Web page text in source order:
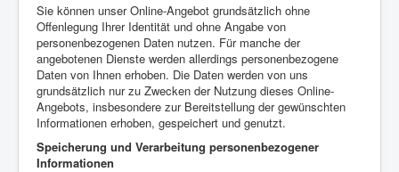
Sie können unser Online-Angebot grundsätzlich ohne
Offenlegung Ihrer Identität und ohne Angabe von
personenbezogenen Daten nutzen. Für manche der
angebotenen Dienste werden allerdings personenbezogene
Daten von Ihnen erhoben. Die Daten werden von uns
grundsätzlich nur zu Zwecken der Nutzung dieses Online-
Angebots, insbesondere zur Bereitstellung der gewünschten
Informationen erhoben, gespeichert und genutzt.
Speicherung und Verarbeitung personenbezogener
Informationen